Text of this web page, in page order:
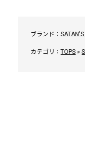
ブランド：
カテゴリ：TOPS »